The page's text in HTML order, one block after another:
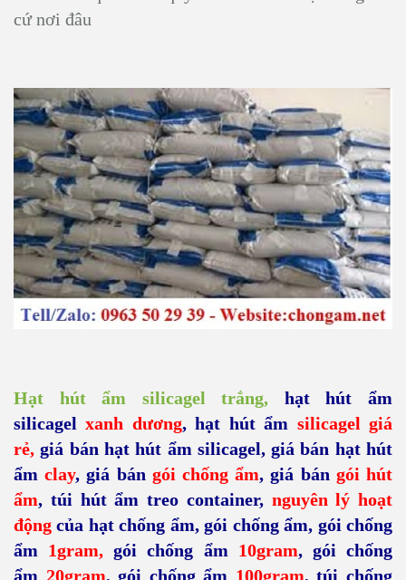
cứ nơi đâu
Hạt hút ẩm silicageltrắng,
hạt hút ẩm
silicagelxanh dương,hạt hút ẩm silicagel giá
rẻ, giá bán hạt hút ẩm silicagel,giá bán hạt hút
ẩmclay, giá bán gói chống ẩm,giá bán gói hút
ẩm, túi hút ẩm treo container, nguyên lý hoạt
độngcủa hạt chống ẩm,gói chống ẩm, gói chống
ẩm 1gram, gói chống ẩm 10gram, gói chống
ẩm 20gram,gói chống ẩm 100gram,túi chống